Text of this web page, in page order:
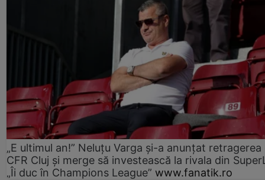
„E ultimul an!” Neluțu Varga și-a anunțat retragerea
CFR Cluj și merge să investească la rivala din
„Îi duc în Champions League” www.fanatik.ro